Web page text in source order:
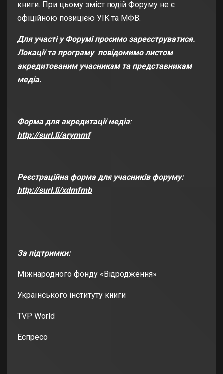
книги. При цьому зміст подій Форуму не є
офіційною позицією УІК та МФВ.
Для участі у Форумі просимо зареєструватися.
Локації та програму повідомимо листом
акредитованим учасникам та представникам
медіа.
Форма для акредитації медіа:
http://surl.li/arymmf
Реєстраційна форма для учасників форуму:
http://surl.li/xdmfmb
За підтримки:
Міжнародного фонду «Відродження»
Українського інституту книги
TVP World
Еспресо